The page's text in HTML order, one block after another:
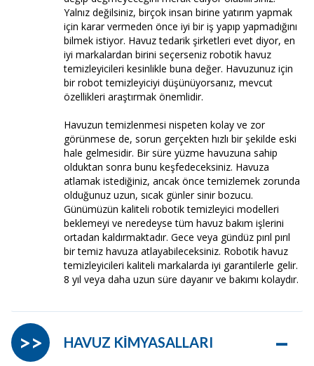
Yalnız değilsiniz, birçok insan birine yatırım yapmak
için karar vermeden önce iyi bir iş yapıp yapmadığını
bilmek istiyor. Havuz tedarik şirketleri evet diyor, en
iyi markalardan birini seçerseniz robotik havuz
temizleyicileri kesinlikle buna değer. Havuzunuz için
bir robot temizleyiciyi düşünüyorsanız, mevcut
özellikleri araştırmak önemlidir.
Havuzun temizlenmesi nispeten kolay ve zor
görünmese de, sorun gerçekten hızlı bir şekilde eski
hale gelmesidir. Bir süre yüzme havuzuna sahip
olduktan sonra bunu keşfedeceksiniz. Havuza
atlamak istediğiniz, ancak önce temizlemek zorunda
olduğunuz uzun, sıcak günler sinir bozucu.
Günümüzün kaliteli robotik temizleyici modelleri
beklemeyi ve neredeyse tüm havuz bakım işlerini
ortadan kaldırmaktadır. Gece veya gündüz pırıl pırıl
bir temiz havuza atlayabileceksiniz. Robotik havuz
temizleyicileri kaliteli markalarda iyi garantilerle gelir.
8 yıl veya daha uzun süre dayanır ve bakımı kolaydır.
HAVUZ KİMYASALLARI –
>>